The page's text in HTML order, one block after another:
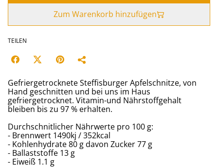
Zum Warenkorb hinzufügen
TEILEN
Gefriergetrocknete Steffisburger Apfelschnitze, von
Hand geschnitten und bei uns im Haus
gefriergetrocknet. Vitamin-und Nährstoffgehalt
bleiben bis zu 97 % erhalten.
Durchschnitlicher Nährwerte pro 100 g:
- Brennwert 1490kj / 352kcal
- Kohlenhydrate 80 g davon Zucker 77 g
- Ballaststoffe 13 g
- Eiweiß 1.1 g